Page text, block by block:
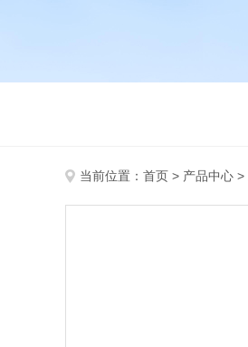
当前位置： 首页 > 产品中心 >